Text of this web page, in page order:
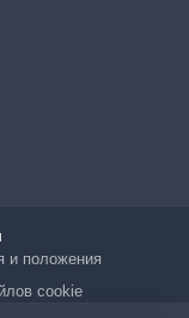
и положения
cookie